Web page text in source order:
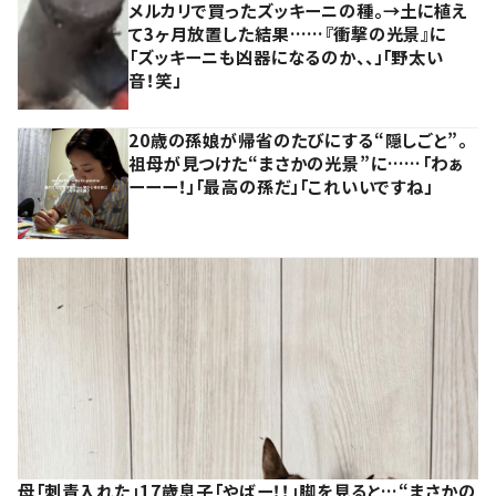
メルカリで買ったズッキーニの種。→土に植え
て3ヶ月放置した結果……『衝撃の光景』に
「ズッキーニも凶器になるのか、、」「野太い
音！笑」
20歳の孫娘が帰省のたびにする“隠しごと”。
祖母が見つけた“まさかの光景”に……「わぁ
ーーー！」「最高の孫だ」「これいいですね」
母「刺青入れた」17歳息子「やばー！！」脚を見ると…“まさかの